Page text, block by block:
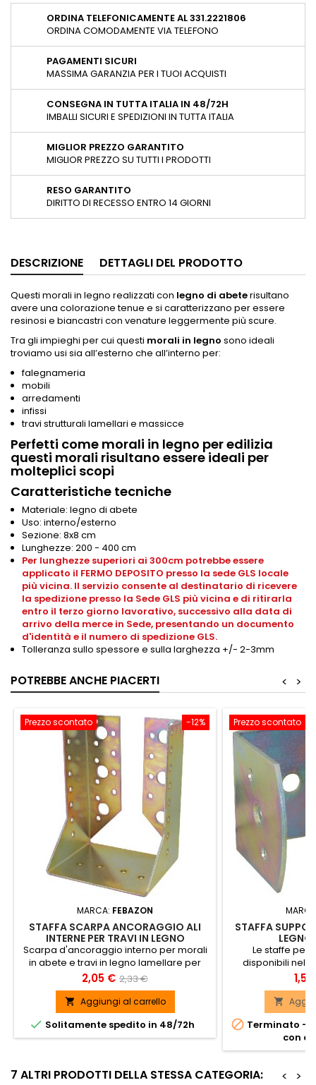
ORDINA TELEFONICAMENTE AL 331.2221806
ORDINA COMODAMENTE VIA TELEFONO
PAGAMENTI SICURI
MASSIMA GARANZIA PER I TUOI ACQUISTI
CONSEGNA IN TUTTA ITALIA IN 48/72H
IMBALLI SICURI E SPEDIZIONI IN TUTTA ITALIA
MIGLIOR PREZZO GARANTITO
MIGLIOR PREZZO SU TUTTI I PRODOTTI
RESO GARANTITO
DIRITTO DI RECESSO ENTRO 14 GIORNI
DESCRIZIONE DETTAGLI DEL PRODOTTO
Questi morali in legno realizzati con legno di abeterisultano
avere una colorazione tenue e si caratterizzano per essere
resinosi e biancastri con venature leggermente più scure.
Tra gli impieghi per cui questi morali in legno sono ideali
troviamo usi sia all’esterno che all’interno per:
falegnameria
mobili
arredamenti
infissi
travi strutturali lamellari e massicce
Perfetti come morali in legno per edilizia
questi morali risultano essere ideali per
molteplici scopi
Caratteristiche tecniche
Materiale: legno di abete
Uso: interno/esterno
Sezione: 8x8 cm
Lunghezze: 200 - 400 cm
Per lunghezze superiori ai 300cm potrebbe essere
applicato il FERMO DEPOSITO presso la sede GLS locale
più vicina. Il servizio consente al destinatario di ricevere
la spedizione presso la Sede GLS più vicina e di ritirarla
entro il terzo giorno lavorativo, successivo alla data di
arrivo della merce in Sede, presentando un documento
d'identità e il numero di spedizione GLS.
Tolleranza sullo spessore e sulla larghezza +/- 2-3mm
POTREBBE ANCHE PIACERTI >
<
-12%
Prezzo scontato
MARCA: FEBAZON
STAFFA SCARPA ANCORAGGIO ALI
INTERNE PER TRAVI IN LEGNO
LAMELLARE
Scarpa d'ancoraggio interno per morali
in abete e travi in legno lamellare per
connessioni legno-legno, legno-acciaio
o calcestruzzo.
Prezzo
2,05 € Prezzo
base
2,33 €
 Aggiungi al carrello
 Solitamente spedito in 48/72h
Prezzo scontato
STAFFA
LEGNO
Le staffe per
disponibili
45x90 - 45x90
80x80 - 90x90 -
-

 Terminato -
con
7 ALTRI PRODOTTI DELLA STESSA CATEGORIA: >
<